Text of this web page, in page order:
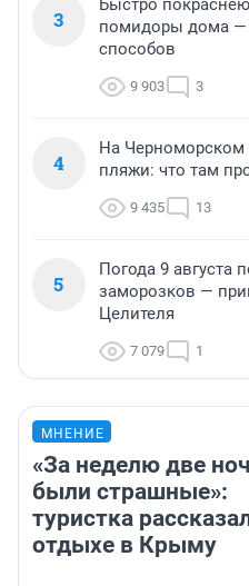
3
помидоры дома —
способов
9 903 3
4
На Черноморском
пляжи: что там
9 435 13
5
Погода 9 августа
заморозков —
Целителя
7 079 1
МНЕНИЕ
«За неделю две
были страшные»:
туристка
отдыхе в Крыму